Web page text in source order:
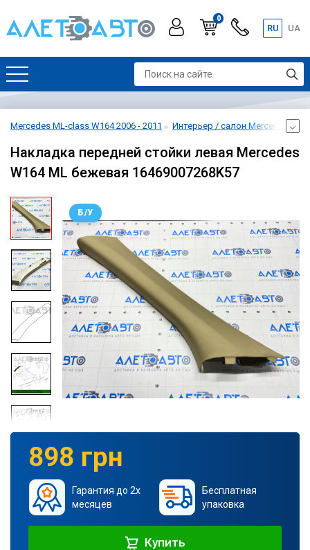
0
RU UA
Mercedes ML-class W164 2006 - 2011 Интерьер / салон Mercedes ML-
Накладка передней стойки левая Mercedes
W164 ML бежевая 16469007268K57
Б/У
898 грн
Гарантия до 2х
месяцев
Бесплатная
упаковка
Купить